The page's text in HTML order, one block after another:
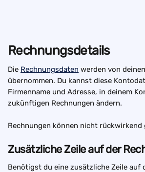
Rechnungsdetails
Die Rechnungsdaten werden von
übernommen. Du kannst diese
Firmenname und Adresse, in deinem
zukünftigen Rechnungen ändern.
Rechnungen können nicht rückwirkend
Zusätzliche Zeile auf der
Benötigst du eine zusätzliche Zeile auf